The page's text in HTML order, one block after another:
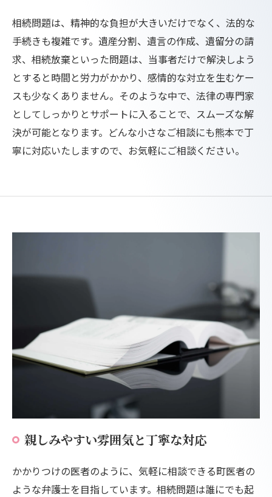
相続問題は、精神的な負担が大きいだけでなく、法的な
手続きも複雑です。遺産分割、遺言の作成、遺留分の請
求、相続放棄といった問題は、当事者だけで解決しよう
とすると時間と労力がかかり、感情的な対立を生むケー
スも少なくありません。そのような中で、法律の専門家
としてしっかりとサポートに入ることで、スムーズな解
決が可能となります。どんな小さなご相談にも熊本で丁
寧に対応いたしますので、お気軽にご相談ください。
親しみやすい雰囲気と丁寧な対応
かかりつけの医者のように、気軽に相談できる町医者の
ような弁護士を目指しています。相続問題は誰にでも起